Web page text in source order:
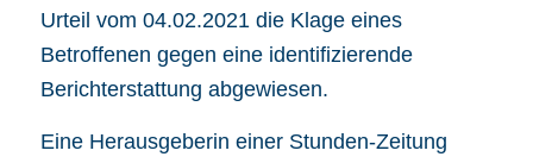
Urteil vom 04.02.2021 die Klage eines
Betroffenen gegen eine identifizierende
Berichterstattung abgewiesen.
Eine Herausgeberin einer Stunden-Zeitung